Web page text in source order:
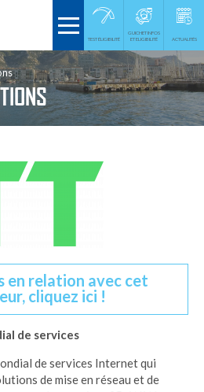
TEST ÉLIGIBILITÉ
GUICHET INFOS
ET ELIGIBILITÉ
ACTUALITÉS
en relation avec cet
cliquez ici !
de services
de services Internet qui
de mise en réseau et de